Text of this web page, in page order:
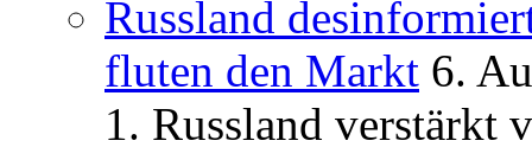
Russland
fluten den Markt 6.
1. Russland verstärkt